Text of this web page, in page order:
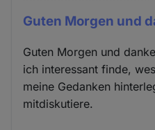
Guten Morgen und
Guten Morgen und
ich interessant finde,
meine Gedanken
mitdiskutiere.